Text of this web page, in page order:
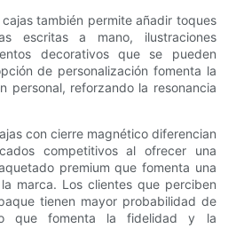
también permite añadir toques
escritas a mano, ilustraciones
decorativos que se pueden
de personalización fomenta la
personal, reforzando la resonancia
con cierre magnético diferencian
competitivos al ofrecer una
premium que fomenta una
marca. Los clientes que perciben
tienen mayor probabilidad de
que fomenta la fidelidad y la